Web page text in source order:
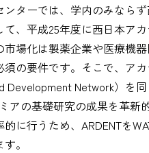
ターでは、学内のみなら
、平成25年度に西日本ア
場化は製薬企業や医療機
の要件です。そこで、ア
Development Network）を
アの基礎研究の成果を革
に行うため、ARDENTを
。